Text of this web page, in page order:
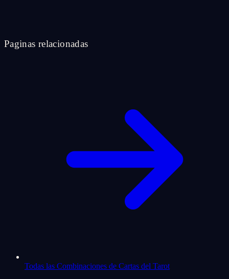
Paginas relacionadas
Todas las Combinaciones de Cartas del Tarot